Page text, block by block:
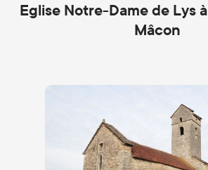
Eglise Notre-Dame de Lys
Mâcon